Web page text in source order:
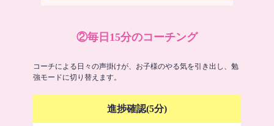
②毎日15分のコーチング
コーチによる日々の声掛けが、お子様のやる気を引き出し、勉
強モードに切り替えます。
進捗確認(5分)